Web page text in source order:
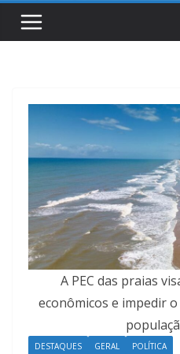
A PEC das praias
econômicos e impedir
DESTAQUES GERAL POLÍTICA